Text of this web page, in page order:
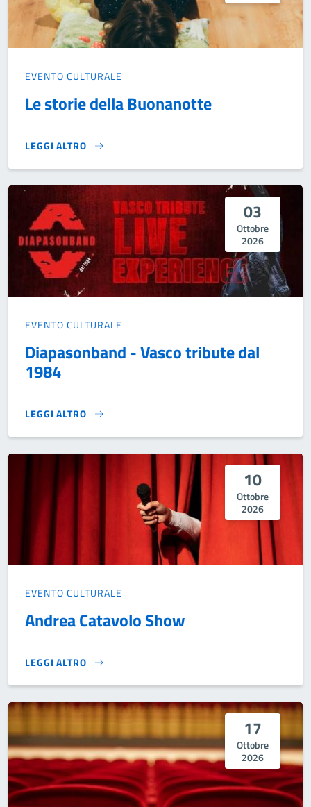
EVENTO CULTURALE
Le storie della Buonanotte
LEGGI ALTRO
LE STORIE DELLA BUONANOTTE}
03
Ottobre
2026
EVENTO CULTURALE
Diapasonband - Vasco tribute dal
1984
LEGGI ALTRO
DIAPASONBAND - VASCO TRIBUTE DAL 1984}
10
Ottobre
2026
EVENTO CULTURALE
Andrea Catavolo Show
LEGGI ALTRO
ANDREA CATAVOLO SHOW}
17
Ottobre
2026